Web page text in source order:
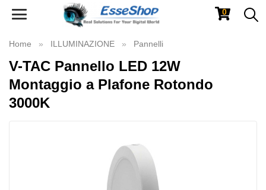
Toggle
0
Home ILLUMINAZIONE Pannelli
V-TAC Pannello LED 12W
Montaggio a Plafone Rotondo
3000K